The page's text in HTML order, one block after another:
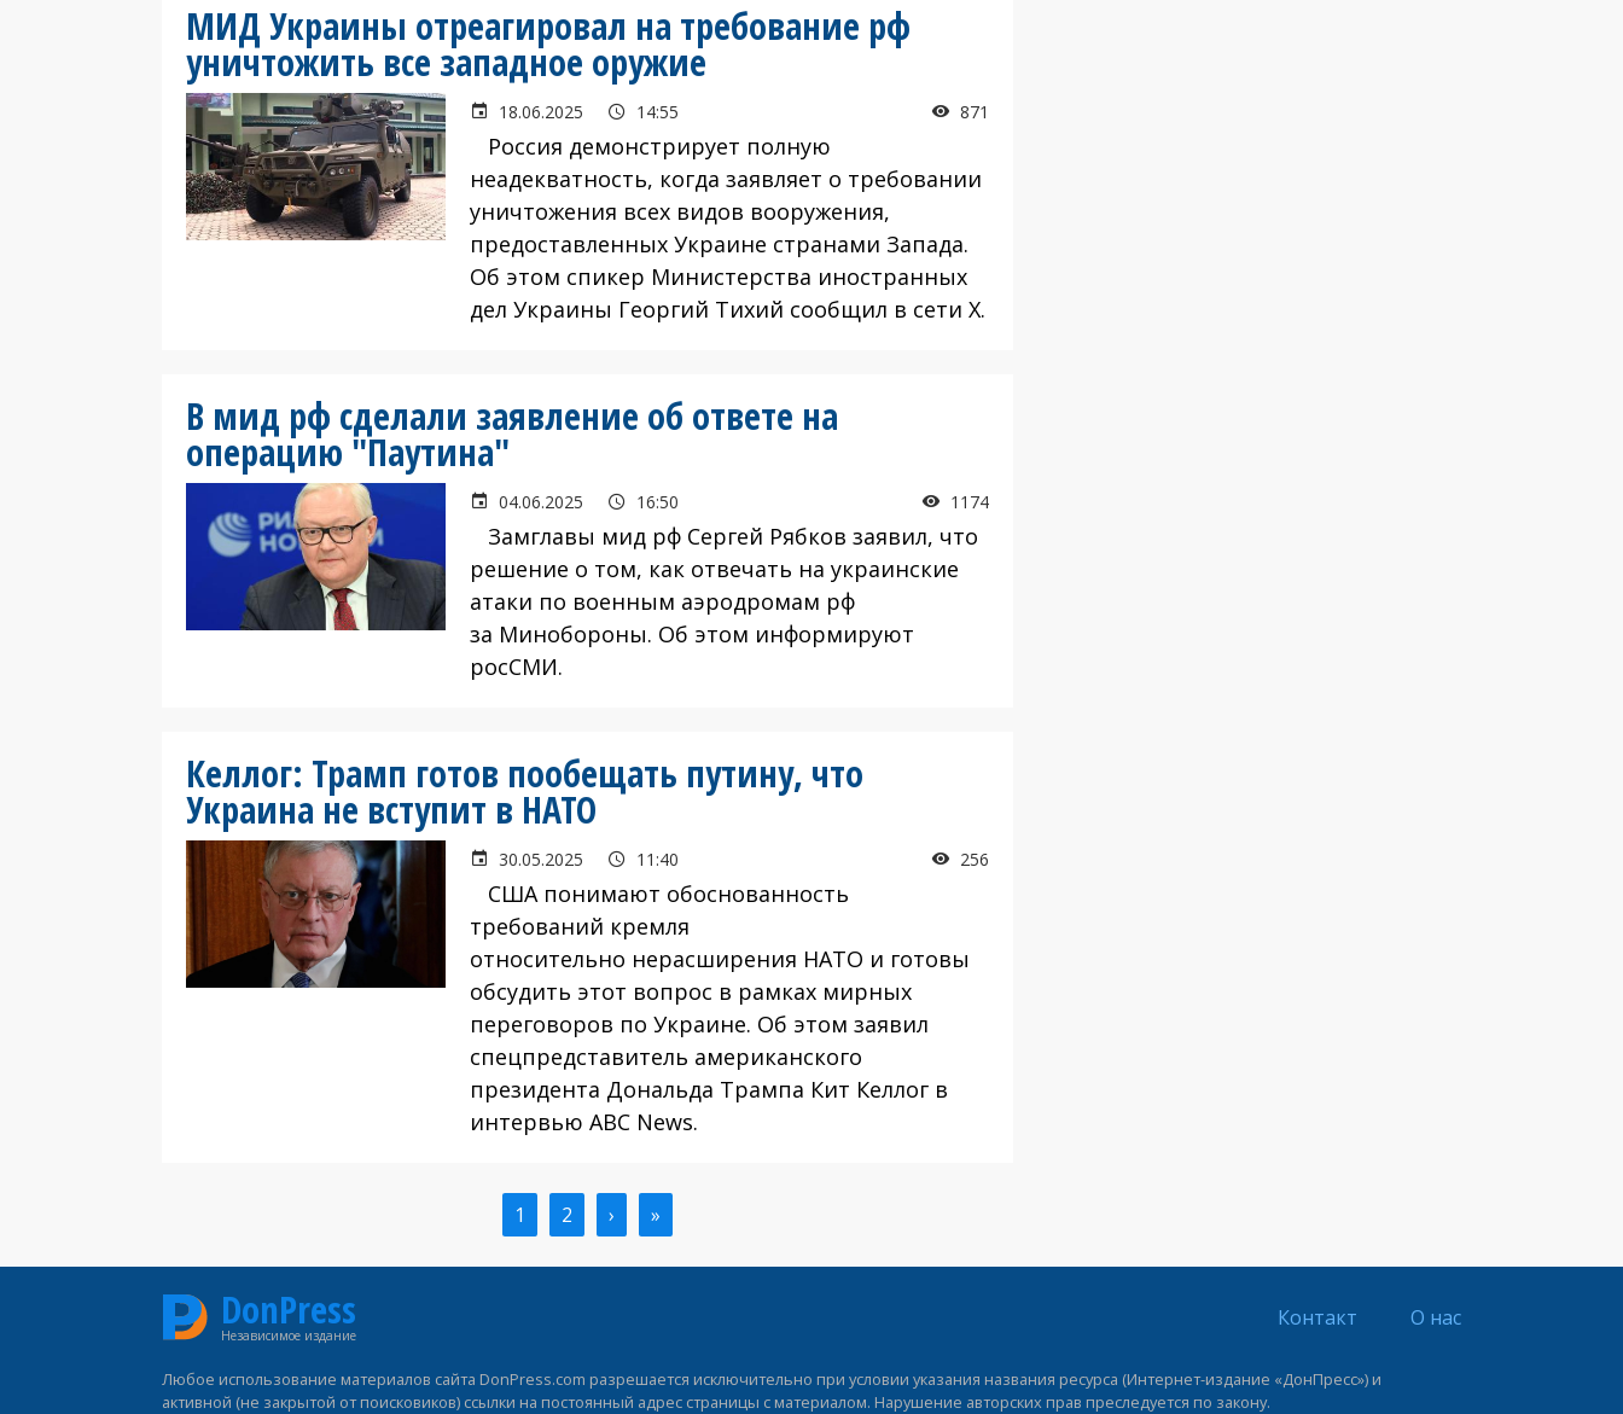
МИД Украины отреагировал на требование рф
уничтожить все западное оружие
18.06.2025 14:55 871
Россия демонстрирует полную
неадекватность, когда заявляет о требовании
уничтожения всех видов вооружения,
предоставленных Украине странами Запада.
Об этом спикер Министерства иностранных
дел Украины Георгий Тихий сообщил в сети X.
В мид рф сделали заявление об ответе на
операцию "Паутина"
04.06.2025 16:50 1174
Замглавы мид рф Сергей Рябков заявил, что
решение о том, как отвечать на украинские
атаки по военным аэродромам рф
за Минобороны. Об этом информируют
росСМИ.
Келлог: Трамп готов пообещать путину, что
Украина не вступит в НАТО
30.05.2025 11:40 256
США понимают обоснованность
требований кремля
относительно нерасширения НАТО и готовы
обсудить этот вопрос в рамках мирных
переговоров по Украине. Об этом заявил
спецпредставитель американского
президента Дональда Трампа Кит Келлог в
интервью ABC News.
Текущая
страница
1 Страница
2 Следующая
страница
› Последняя
страница
»
DonPress
Независимое издание
Контакт О нас
Любое использование материалов сайта DonPress.com разрешается исключительно при условии указания названия ресурса (Интернет-издание «ДонПресс») и
активной (не закрытой от поисковиков) ссылки на постоянный адрес страницы с материалом. Нарушение авторских прав преследуется по закону.